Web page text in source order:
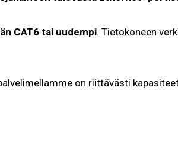
CAT6 tai uudempi. Tietokoneen
on riittävästi